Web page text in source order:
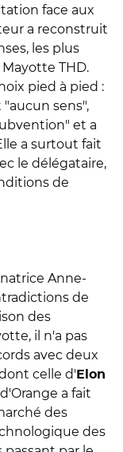
face aux
a reconstruit
les plus
THD.
pied à pied :
sens",
et a
a surtout fait
le délégataire,
de
Anne-
de
des
il n'a pas
avec deux
celle d' Elon
a fait
des
des